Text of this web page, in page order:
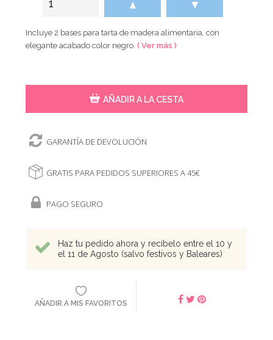
▲ ▼
Incluye 2 bases para tarta de madera alimentaria, con
elegante acabado color negro.( Ver más )
AÑADIR A LA CESTA
GARANTÍA DE DEVOLUCIÓN
GRATIS PARA PEDIDOS SUPERIORES A 45€
PAGO SEGURO
Haz tu pedido ahora y recíbelo entre el 10 y
el 11 de Agosto (salvo festivos y Baleares)
AÑADIR A MIS FAVORITOS